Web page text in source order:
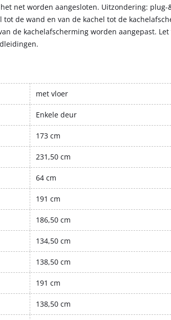
net worden aangesloten. Uitzondering: plug-
de wand en van de kachel tot de
de kachelafscherming worden aangepast.
met vloer
Enkele deur
173 cm
231,50 cm
64 cm
191 cm
186,50 cm
134,50 cm
138,50 cm
191 cm
138,50 cm